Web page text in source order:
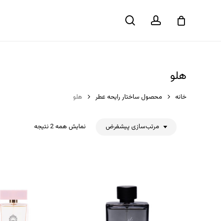
جستجوحساب
کاربری سبد خرید
هلو
خانه محصول ساختار رایحه عطر هلو
نمایش همه 2 نتیجه مرتب‌سازی پیشفرض